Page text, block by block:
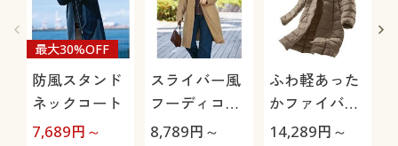
防風スタンド
ネックコート
最大30%OFF
7,689円～
スライバー風
フーディコー
ディガン
8,789円～
ふわ軽あった
かファイバー
ダウンコート
14,289円～